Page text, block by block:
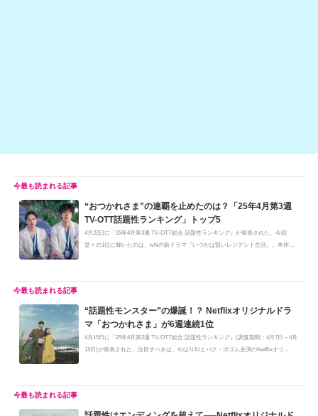
“おつかれさま”の連覇を止めたのは？「25年4月第3週
TV-OTT話題性ランキング」トップ5
4月22日に『25年4月第3週 TV-OTT総合 話題性ランキング』が発表された。今回、
堂々の1位に輝いたのは、tvNの新ドラマ『いつかは賢いレジデント生活』。本作
“話題性モンスター”の爆誕！？ Netflixオリジナルドラ
マ「おつかれさま」が6週連続1位
4月15日に『25年4月第2週 TV-OTT総合 話題性ランキング』(調査期間：4月7日～4月
13日)が発表された。注目すべきは、やはりIUとパク・ボゴム主演のNetflixオリ...